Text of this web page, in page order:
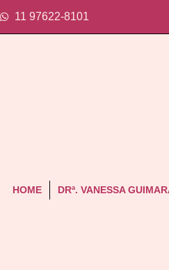
11 97622-8101
HOME DRª. VANESSA